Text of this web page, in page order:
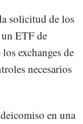
solicitud de los
ETF de
exchanges de
necesarios
en una